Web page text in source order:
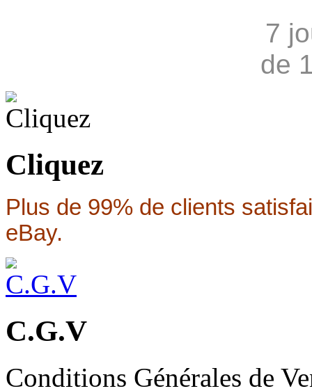
7
de
Cliquez
Plus de 99% de clients
eBay.
C.G.V
Conditions Générales de